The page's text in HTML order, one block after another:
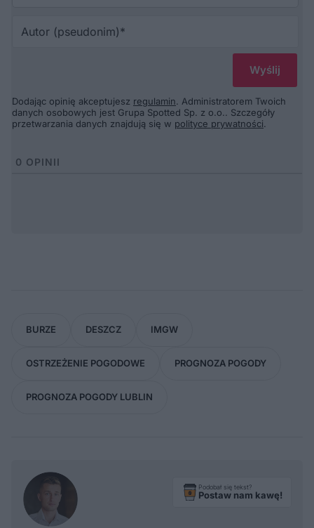
Dodając opinię akceptujesz regulamin. Administratorem Twoich
danych osobowych jest Grupa Spotted Sp. z o.o.. Szczegóły
przetwarzania danych znajdują się w polityce prywatności.
0 OPINII
BURZE DESZCZ IMGW
OSTRZEŻENIE POGODOWE PROGNOZA POGODY
PROGNOZA POGODY LUBLIN
Podobał się tekst?
Postaw nam kawę!